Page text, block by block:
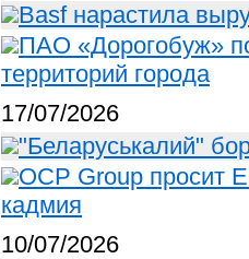
Basf нарастила
ПАО «Дорогобуж»
территорий города
17/07/2026
"Беларуськалий"
OCP Group просит
кадмия
10/07/2026